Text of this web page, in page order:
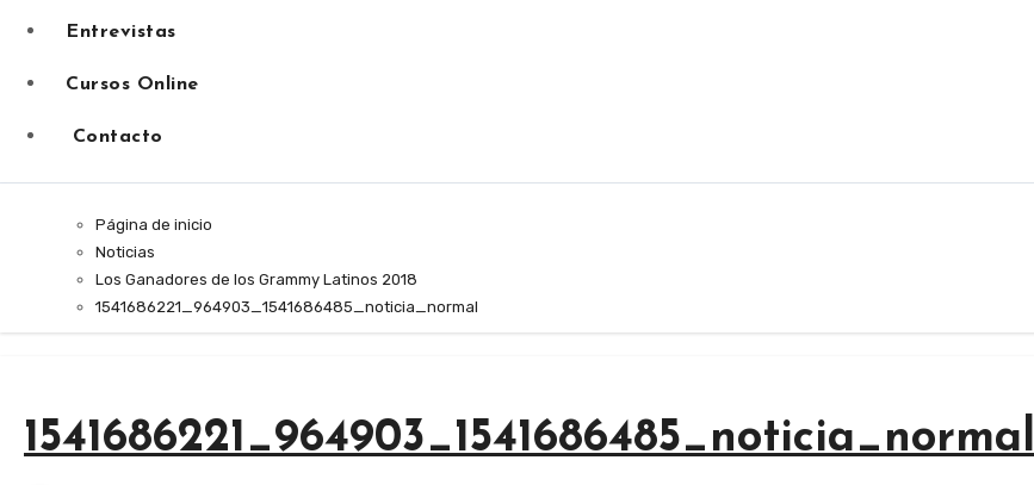
Entrevistas
Cursos Online
Contacto
Página de inicio
Noticias
Los Ganadores de los Grammy Latinos 2018
1541686221_964903_1541686485_noticia_normal
1541686221_964903_1541686485_noticia_normal